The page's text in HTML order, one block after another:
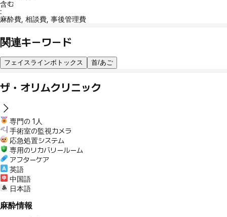
含む
:
麻酔費, 相談費, 事後管理費
関連キーワード
フェイスラインボトックス 首/あご
ザ・オリムクリニック
専門の 1人
手術室の監視カメラ
応急処置システム
専用のリカバリールーム
アフターケア
英語
中国語
日本語
麻酔情報